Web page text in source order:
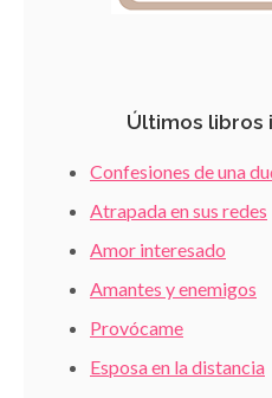
Últimos libros
Confesiones de una
Atrapada en sus redes
Amor interesado
Amantes y enemigos
Provócame
Esposa en la distancia